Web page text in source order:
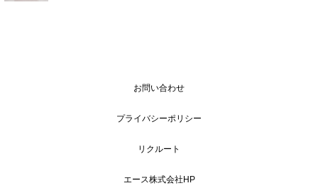
お問い合わせ
プライバシーポリシー
リクルート
エース株式会社HP